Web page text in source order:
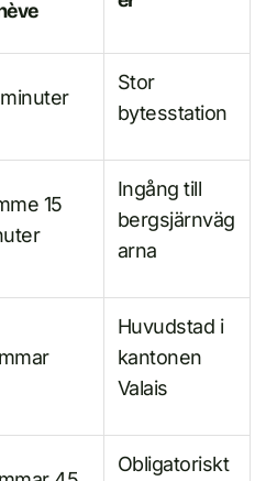
Stor
bytesstation
15
Ingång till
bergsjärnväg
arna
Huvudstad i
kantonen
Valais
Obligatoriskt